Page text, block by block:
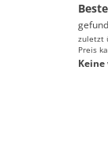
zuletzt
Preis